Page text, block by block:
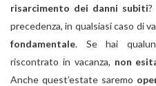
risarcimento dei danni subiti
precedenza, in qualsiasi caso di
fondamentale. Se hai
riscontrato in vacanza, non
Anche quest’estate saremo